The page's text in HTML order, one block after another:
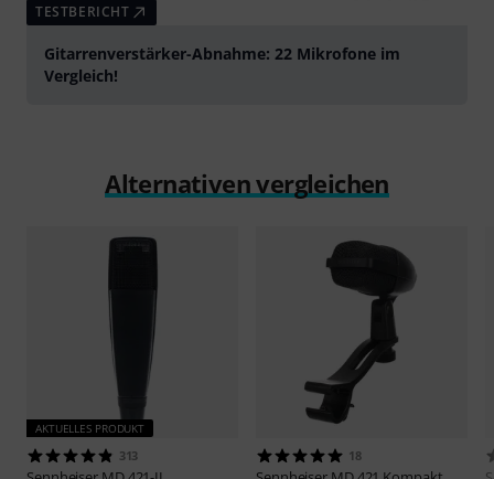
TESTBERICHT
Gitarrenverstärker-Abnahme: 22 Mikrofone im
Vergleich!
Alternativen vergleichen
AKTUELLES PRODUKT
313 18